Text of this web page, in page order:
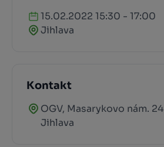
15.02.2022 15:30 - 17:00
Jihlava
Kontakt
OGV, Masarykovo nám. 24
Jihlava